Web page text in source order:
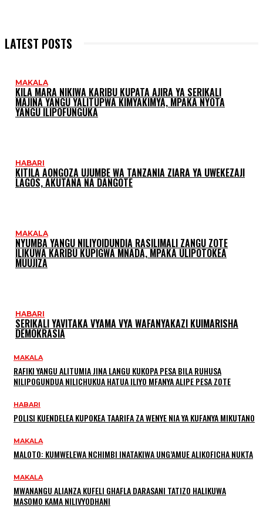
LATEST POSTS
MAKALA
KILA MARA NIKIWA KARIBU KUPATA AJIRA YA SERIKALI
MAJINA YANGU YALITUPWA KIMYAKIMYA, MPAKA NYOTA
YANGU ILIPOFUNGUKA
HABARI
KITILA AONGOZA UJUMBE WA TANZANIA ZIARA YA UWEKEZAJI
LAGOS, AKUTANA NA DANGOTE
MAKALA
NYUMBA YANGU NILIYOIDUNDIA RASILIMALI ZANGU ZOTE
ILIKUWA KARIBU KUPIGWA MNADA, MPAKA ULIPOTOKEA
MUUJIZA
HABARI
SERIKALI YAVITAKA VYAMA VYA WAFANYAKAZI KUIMARISHA
DEMOKRASIA
MAKALA
RAFIKI YANGU ALITUMIA JINA LANGU KUKOPA PESA BILA RUHUSA
NILIPOGUNDUA NILICHUKUA HATUA ILIYO MFANYA ALIPE PESA ZOTE
HABARI
POLISI KUENDELEA KUPOKEA TAARIFA ZA WENYE NIA YA KUFANYA MIKUTANO
MAKALA
MALOTO: KUMWELEWA NCHIMBI INATAKIWA UNG’AMUE ALIKOFICHA NUKTA
MAKALA
MWANANGU ALIANZA KUFELI GHAFLA DARASANI TATIZO HALIKUWA
MASOMO KAMA NILIVYODHANI